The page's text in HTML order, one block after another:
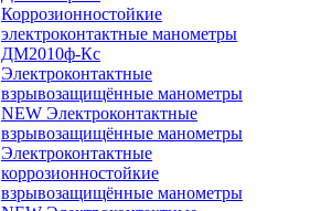
Коррозионностойкие
электроконтактные манометры
ДМ2010ф-Кс
Электроконтактные
взрывозащищённые манометры
NEW Электроконтактные
взрывозащищённые манометры
Электроконтактные
коррозионностойкие
взрывозащищённые манометры